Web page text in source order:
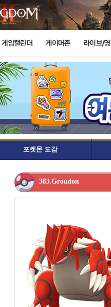
게임캘린더 게이머존 라이브/
포켓몬 도감
383.Groudon